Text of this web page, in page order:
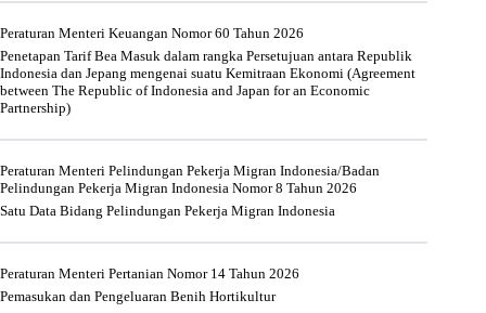
Peraturan Menteri Keuangan Nomor 60 Tahun 2026
Penetapan Tarif Bea Masuk dalam rangka Persetujuan antara Republik
Indonesia dan Jepang mengenai suatu Kemitraan Ekonomi (Agreement
between The Republic of Indonesia and Japan for an Economic
Partnership)
Peraturan Menteri Pelindungan Pekerja Migran Indonesia/Badan
Pelindungan Pekerja Migran Indonesia Nomor 8 Tahun 2026
Satu Data Bidang Pelindungan Pekerja Migran Indonesia
Peraturan Menteri Pertanian Nomor 14 Tahun 2026
Pemasukan dan Pengeluaran Benih Hortikultur